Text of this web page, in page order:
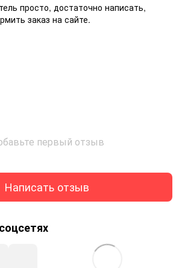
просто, достаточно написать,
заказ на сайте.
первый отзыв
Написать отзыв